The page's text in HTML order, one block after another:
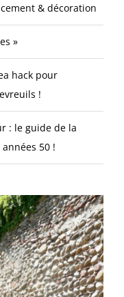
& décoration
»
hack pour
!
: le guide de la
50 !